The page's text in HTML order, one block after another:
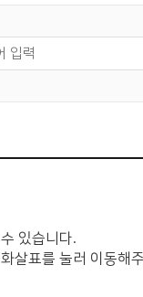
있습니다.
살표를 눌러 이동해